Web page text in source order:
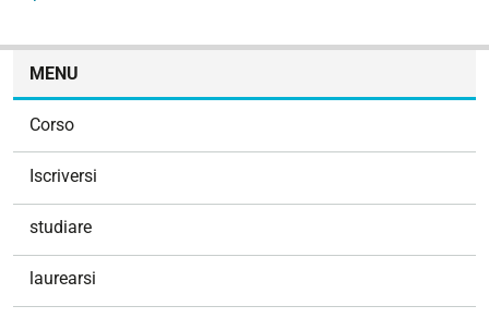
MENU
Corso
Iscriversi
studiare
laurearsi